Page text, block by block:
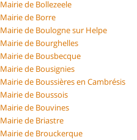
Mairie de Bollezeele
Mairie de Borre
Mairie de Boulogne sur Helpe
Mairie de Bourghelles
Mairie de Bousbecque
Mairie de Bousignies
Mairie de Boussières en Cambrésis
Mairie de Boussois
Mairie de Bouvines
Mairie de Briastre
Mairie de Brouckerque